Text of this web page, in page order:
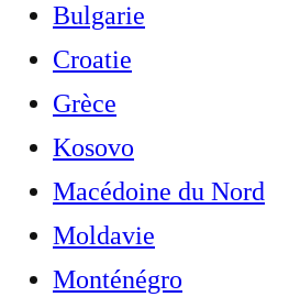
Bulgarie
Croatie
Grèce
Kosovo
Macédoine du Nord
Moldavie
Monténégro